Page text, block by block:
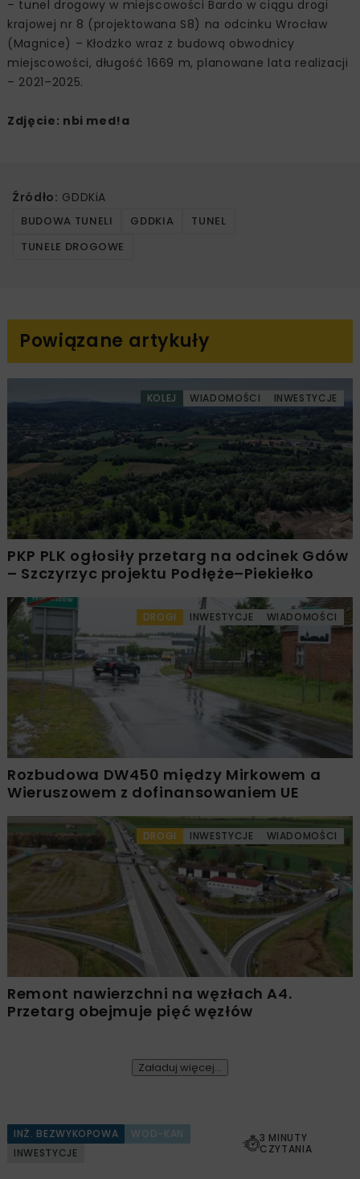
– tunel drogowy w miejscowości Bardo w ciągu drogi
krajowej nr 8 (projektowana S8) na odcinku Wrocław
(Magnice) – Kłodzko wraz z budową obwodnicy
miejscowości, długość 1669 m, planowane lata realizacji
– 2021–2025.
Zdjęcie: nbi med!a
Źródło: GDDKiA
BUDOWA TUNELI GDDKIA
TUNEL
TUNELE DROGOWE
Powiązane artykuły
KOLEJ WIADOMOŚCI INWESTYCJE
PKP PLK ogłosiły przetarg na odcinek Gdów
– Szczyrzyc projektu Podłęże–Piekiełko
DROGI INWESTYCJE WIADOMOŚCI
Rozbudowa DW450 między Mirkowem a
Wieruszowem z dofinansowaniem UE
DROGI INWESTYCJE WIADOMOŚCI
Remont nawierzchni na węzłach A4.
Przetarg obejmuje pięć węzłów
Załaduj więcej...
INŻ. BEZWYKOPOWA
WOD-KAN
INWESTYCJE
3 MINUTY
CZYTANIA